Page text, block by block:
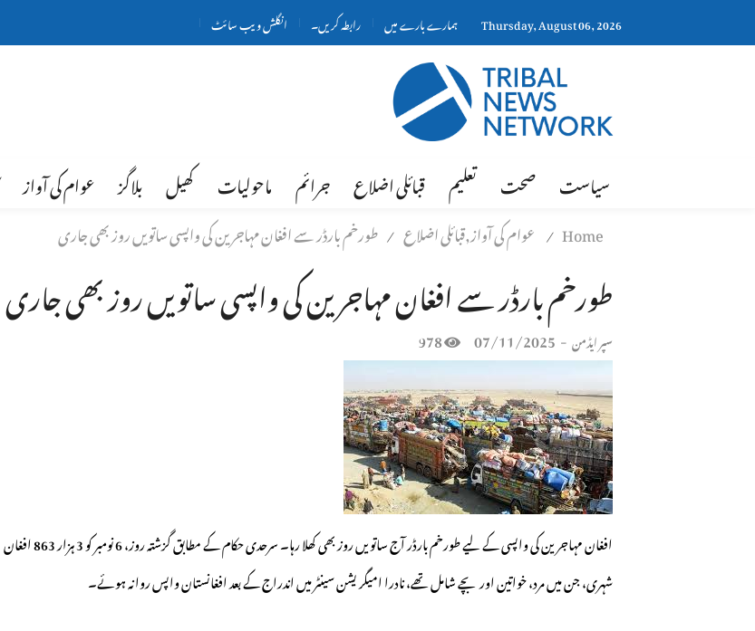
Thursday, August 06, 2026 ہمارے بارے میں رابطہ کریں۔ انگلش ویب سائٹ
سیاست صحت تعلیم قبائلی اضلاع جرائم ماحولیات کھیل بلاگز عوام کی آواز
طورخم بارڈر سے افغان مہاجرین کی واپسی ساتویں روز بھی جاری Home
/ عوام کی آواز,قبائلی اضلاع /
طورخم بارڈر سے افغان مہاجرین کی واپسی ساتویں روز بھی جاری
سپر ایڈمن -
07/11/2025
افغان مہاجرین کی واپسی کے لیے طورخم بارڈر آج ساتویں روز بھی کھلا رہا۔ سرحدی حکام کے مطابق گزشتہ روز، 6 نومبر کو 3 ہزار 863 افغان
شہری، جن میں مرد، خواتین اور بچے شامل تھے، نادرا امیگریشن سینٹر میں اندراج کے بعد افغانستان واپس روانہ ہوئے۔